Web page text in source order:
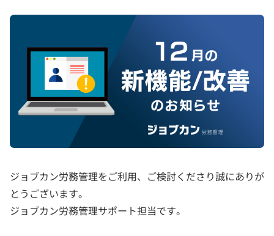
ジョブカン労務管理をご利用、ご検討くださり誠にありが
とうございます。
ジョブカン労務管理サポート担当です。